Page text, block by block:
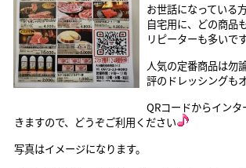
お世話になっている
自宅用に、どの商品
リピーターも多いで
人気の定番商品は勿論
評のドレッシングも
QRコードからイン
きますので、どうぞご利用ください
写真はイメージになります。